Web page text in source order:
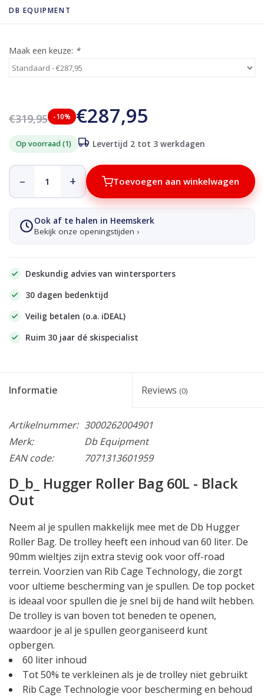
DB EQUIPMENT
Maak een keuze: *
€319,95 -10% €287,95
Op voorraad (1) Levertijd 2 tot 3 werkdagen
– + Toevoegen aan winkelwagen
Ook af te halen in Heemskerk
Bekijk onze openingstijden ›
Deskundig advies van wintersporters
30 dagen bedenktijd
Veilig betalen (o.a. iDEAL)
Ruim 30 jaar dé skispecialist
Informatie Reviews (0)
Artikelnummer: 3000262004901
Merk:
Db Equipment
EAN code:
7071313601959
D_b_ Hugger Roller Bag 60L - Black
Out
Neem al je spullen makkelijk mee met de Db Hugger
Roller Bag. De trolley heeft een inhoud van 60 liter. De
90mm wieltjes zijn extra stevig ook voor off-road
terrein. Voorzien van Rib Cage Technology, die zorgt
voor ultieme bescherming van je spullen. De top pocket
is ideaal voor spullen die je snel bij de hand wilt hebben.
De trolley is van boven tot beneden te openen,
waardoor je al je spullen georganiseerd kunt
opbergen.
60 liter inhoud
Tot 50% te verkleinen als je de trolley niet gebruikt
Rib Cage Technologie voor bescherming en behoud